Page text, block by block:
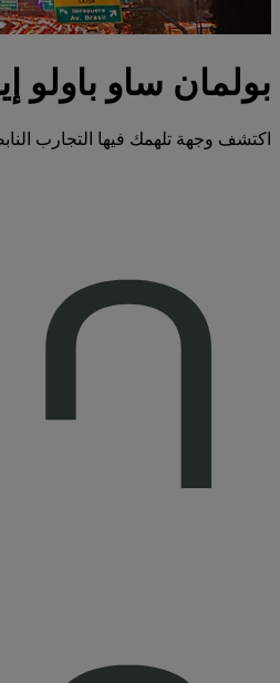
بولمان ساو باولو
اكتشف وجهة تلهمك فيها التجارب